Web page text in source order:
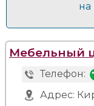
на
Мебельный
Телефон:
Адрес: